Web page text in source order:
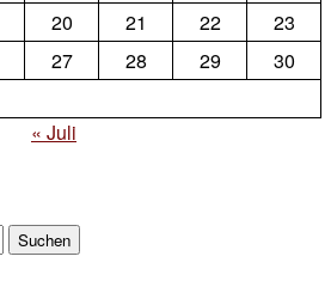
20 21 22
23
27 28 29
30
« Juli